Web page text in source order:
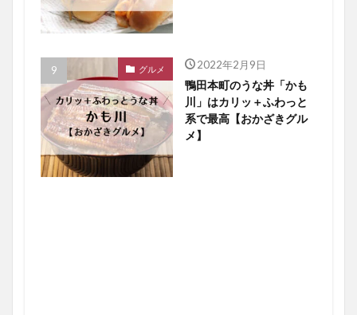
グルメ 2022年2月9日
鴨田本町のうな丼「かも
川」はカリッ＋ふわっと
系で最高【おかざきグル
メ】